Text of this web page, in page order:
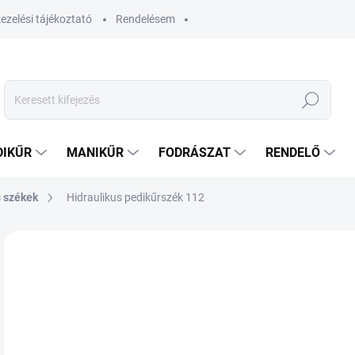
tájékoztató Rendelésem
Keresés
MANIKŰR FODRÁSZAT RENDELŐ
székek Hidraulikus pedikűrszék 112